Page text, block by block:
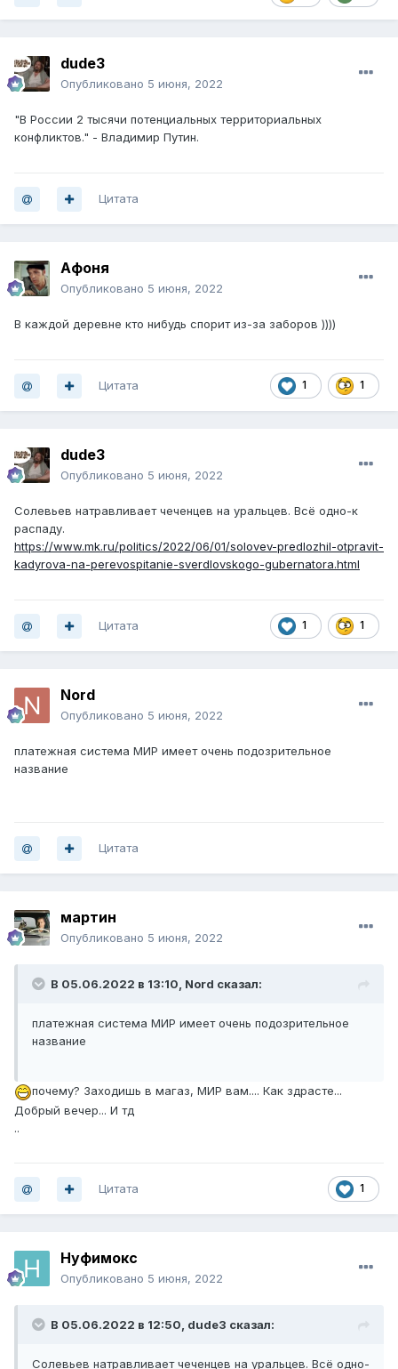
dude3
Опубликовано 5 июня, 2022
"В России 2 тысячи потенциальных территориальных
конфликтов." - Владимир Путин.
Цитата
Афоня
Опубликовано 5 июня, 2022
В каждой деревне кто нибудь спорит из-за заборов ))))
1 1
Цитата
dude3
Опубликовано 5 июня, 2022
Солевьев натравливает чеченцев на уральцев. Всё одно-к
распаду.
https://www.mk.ru/politics/2022/06/01/solovev-predlozhil-otpravit-
kadyrova-na-perevospitanie-sverdlovskogo-gubernatora.html
1 1
Цитата
Nord
Опубликовано 5 июня, 2022
платежная система МИР имеет очень подозрительное
название
Цитата
мартин
Опубликовано 5 июня, 2022
В 05.06.2022 в 13:10, Nord сказал:
платежная система МИР имеет очень подозрительное
название
почему? Заходишь в магаз, МИР вам.... Как здрасте...
Добрый вечер... И тд
..
1
Цитата
Нуфимокс
Опубликовано 5 июня, 2022
В 05.06.2022 в 12:50, dude3 сказал:
Солевьев натравливает чеченцев на уральцев. Всё одно-